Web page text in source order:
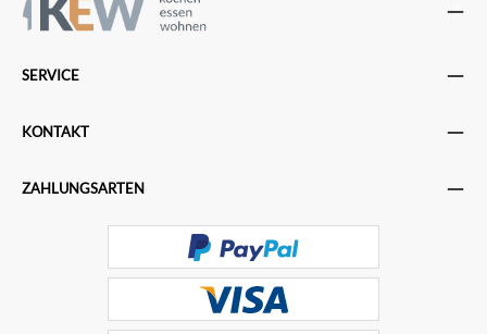
SERVICE
KONTAKT
ZAHLUNGSARTEN